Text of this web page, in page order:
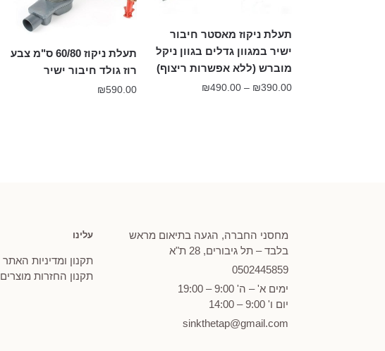
תעלת ניקוז מאסטר חיבור
ישיר במגוון גדלים בגוון ניקל
מוברש (ללא אפשרות ריצוף)
₪390.00
–
₪490.00
תעלת ניקוז 60/80 ס"מ צבע
רוז גולד חיבור ישיר
₪590.00
מחסני החברה, הגעה בתיאום מראש
בלבד – תל גיבורים, 28 ת"א
0502445859
ימים א' – ה' 9:00 – 19:00
יום ו' 9:00 – 14:00
sinkthetap@gmail.com
עלינו
תקנון ומדיניות האתר
תקנון החזרות מוצרים